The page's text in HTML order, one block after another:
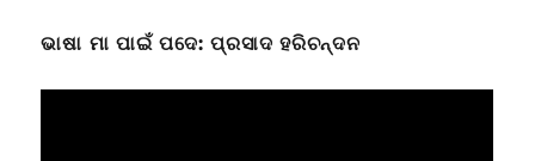
ଭାଷା ମା ପାଇଁ ପଦେ: ପ୍ରସାଦ ହରିଚନ୍ଦନ